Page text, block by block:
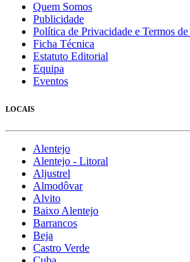
Quem Somos
Publicidade
Política de Privacidade e Termos
Ficha Técnica
Estatuto Editorial
Equipa
Eventos
LOCAIS
Alentejo
Alentejo - Litoral
Aljustrel
Almodôvar
Alvito
Baixo Alentejo
Barrancos
Beja
Castro Verde